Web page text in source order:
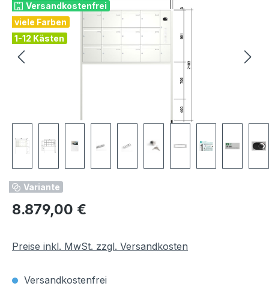
Versandkostenfrei
viele Farben
1-12 Kästen
Variante
Regulärer Preis:
8.879,00 €
Preise inkl. MwSt. zzgl. Versandkosten
Versandkostenfrei